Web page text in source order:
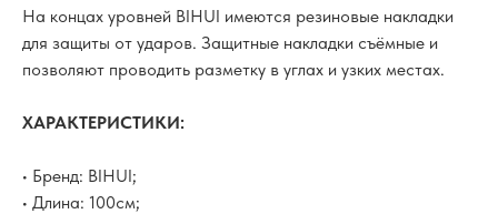
На концах уровней BIHUI имеются резиновые накладки
для защиты от ударов. Защитные накладки съёмные и
позволяют проводить разметку в углах и узких местах.
ХАРАКТЕРИСТИКИ:
• Бренд: BIHUI;
• Длина: 100см;